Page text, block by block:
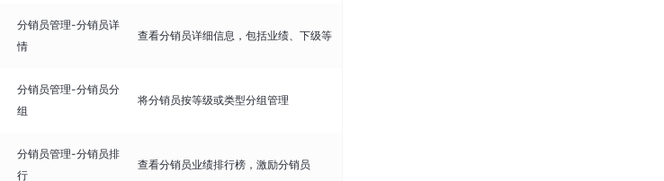
分销员管理-分销员详
情
查看分销员详细信息，包括业绩、下级等
分销员管理-分销员分
组
将分销员按等级或类型分组管理
分销员管理-分销员排
行
查看分销员业绩排行榜，激励分销员